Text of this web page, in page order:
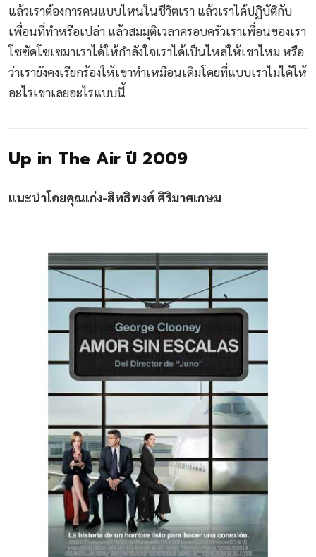
แล้วเราต้องการคนแบบไหนในชีวิตเรา แล้วเราได้ปฏิบัติกับ
เพื่อนที่ทำหรือเปล่า แล้วสมมุติเวลาครอบครัวเราเพื่อนของเรา
โซซัดโซเซมาเราได้ให้กำลังใจเราได้เป็นไหล่ให้เขาไหม หรือ
ว่าเรายังคงเรียกร้องให้เขาทำเหมือนเดิมโดยที่แบบเราไม่ได้ให้
อะไรเขาเลยอะไรแบบนี้
Up in The Air ปี 2009
แนะนำโดยคุณเก่ง-สิทธิพงศ์ ศิริมาศเกษม